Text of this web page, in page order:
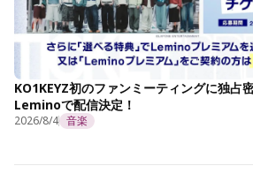
KO1KEYZ初のファンミーティングに独占
Leminoで配信決定！
2026/8/4 音楽